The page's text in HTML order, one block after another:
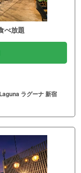
べ放題
ラグーナ 新宿